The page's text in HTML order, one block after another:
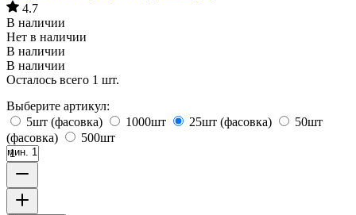
4.7
В наличии
Нет в наличии
В наличии
В наличии
Осталось всего 1 шт.
Выберите артикул:
5шт (фасовка)
1000шт 25шт (фасовка)
50шт
(фасовка)
500шт
мин. 1